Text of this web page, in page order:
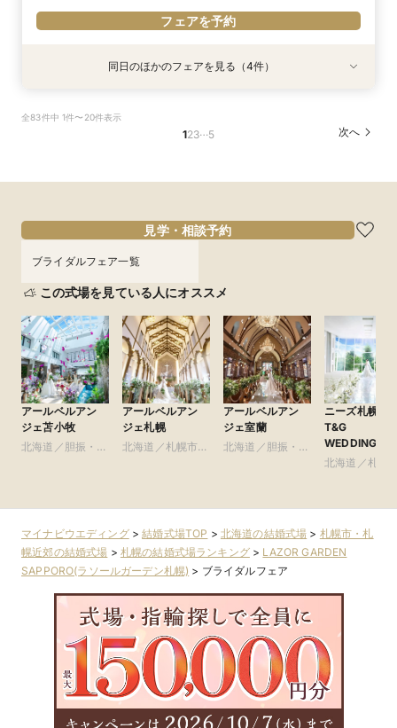
フェアを予約
特典あり
8/29
見つかるフェア♪
フェアを予約
8/29
式場相談×見積もり相談フェア☆OPEN1周年記念
11:00〜
13:00〜
フェアを予約
特典あり
8/29
日*駅1分◆和牛試食付
フェアを予約
特典あり
8/29
アットホームWD
フェアを予約
同日のほかのフェアを見る（4件）
全83件中 1件〜20件表示
123…5 次へ
見学・相談予約
ブライダルフェア一覧
この式場を見ている人にオススメ
アールベルアン
ジェ苫小牧
北海道／胆振・日
アールベルアン
ジェ札幌
北海道／札幌市・
アールベルアン
ジェ室蘭
北海道／胆振・日
ニーズ札幌 by
T&G
WEDDING(旧
ルサイドクラ
北海道／札幌
マイナビウエディング>結婚式場TOP > 北海道の結婚式場 > 札幌市・札
幌近郊の結婚式場 > 札幌の結婚式場ランキング> LAZOR GARDEN
SAPPORO(ラソールガーデン札幌) > ブライダルフェア